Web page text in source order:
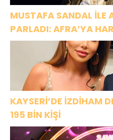
MUSTAFA SANDAL İLE
PARLADI: AFRA’YA
KAYSERİ’DE İZDİHAM
195 BİN KİŞİ